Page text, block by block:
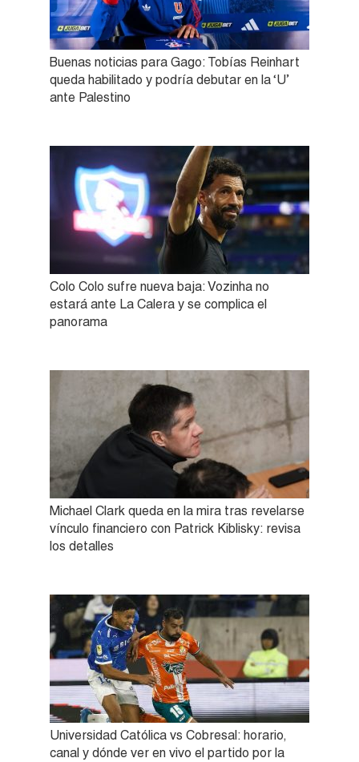
Buenas noticias para Gago: Tobías Reinhart
queda habilitado y podría debutar en la ‘U’
ante Palestino
Colo Colo sufre nueva baja: Vozinha no
estará ante La Calera y se complica el
panorama
Michael Clark queda en la mira tras revelarse
vínculo financiero con Patrick Kiblisky: revisa
los detalles
Universidad Católica vs Cobresal: horario,
canal y dónde ver en vivo el partido por la